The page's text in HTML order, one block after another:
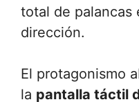
total de palancas
dirección.
El protagonismo
la pantalla táctil